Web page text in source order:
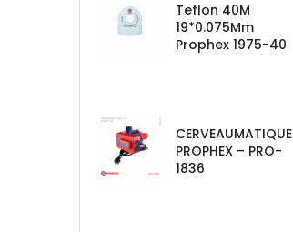
Teflon 40M
19*0.075Mm
Prophex 1975-40
CERVEAUMATIQUE
PROPHEX – PRO-
1836